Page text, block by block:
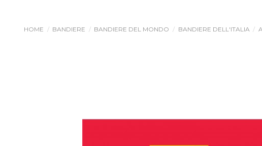
HOME BANDIERE BANDIERE DEL MONDO BANDIERE DELL'ITALIA